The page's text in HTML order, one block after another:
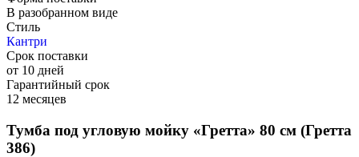
В разобранном виде
Стиль
Кантри
Срок поставки
от 10 дней
Гарантийный срок
12 месяцев
Тумба под угловую мойку «Гретта» 80 см (Гретта
386)